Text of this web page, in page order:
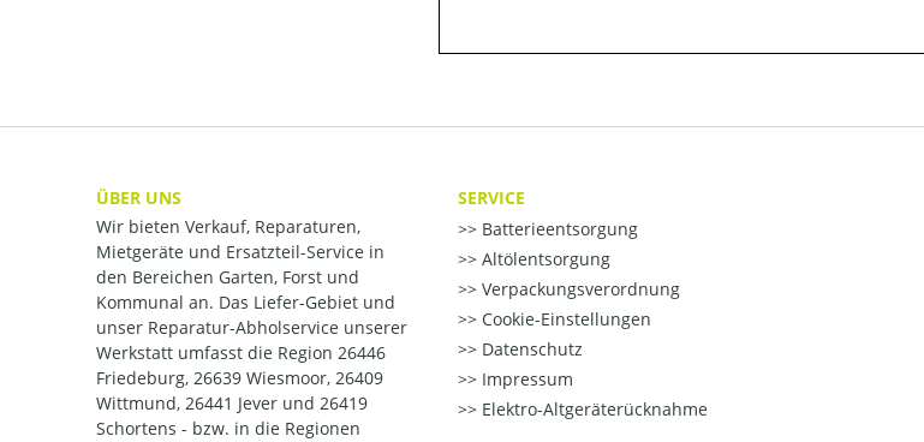
ÜBER UNS
Wir bieten Verkauf, Reparaturen,
Mietgeräte und Ersatzteil-Service in
den Bereichen Garten, Forst und
Kommunal an. Das Liefer-Gebiet und
unser Reparatur-Abholservice unserer
Werkstatt umfasst die Region 26446
Friedeburg, 26639 Wiesmoor, 26409
Wittmund, 26441 Jever und 26419
Schortens - bzw. in die Regionen
SERVICE
Batterieentsorgung
Altölentsorgung
Verpackungsverordnung
Cookie-Einstellungen
Datenschutz
Impressum
Elektro-Altgeräterücknahme